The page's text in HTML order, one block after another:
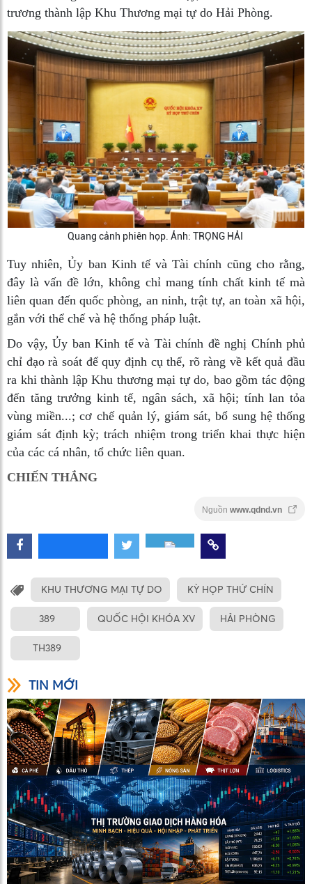
trương thành lập Khu Thương mại tự do Hải Phòng.
Quang cảnh phiên họp. Ảnh: TRỌNG HẢI
Tuy nhiên, Ủy ban Kinh tế và Tài chính cũng cho rằng,
đây là vấn đề lớn, không chỉ mang tính chất kinh tế mà
liên quan đến quốc phòng, an ninh, trật tự, an toàn xã hội,
gắn với thể chế và hệ thống pháp luật.
Do vậy, Ủy ban Kinh tế và Tài chính đề nghị Chính phủ
chỉ đạo rà soát để quy định cụ thể, rõ ràng về kết quả đầu
ra khi thành lập Khu thương mại tự do, bao gồm tác động
đến tăng trưởng kinh tế, ngân sách, xã hội; tính lan tỏa
vùng miền...; cơ chế quản lý, giám sát, bổ sung hệ thống
giám sát định kỳ; trách nhiệm trong triển khai thực hiện
của các cá nhân, tổ chức liên quan.
CHIẾN THẮNG
Nguồn www.qdnd.vn
KHU THƯƠNG MẠI TỰ DO KỲ HỌP THỨ CHÍN
389 QUỐC HỘI KHÓA XV HẢI PHÒNG
TH389
TIN MỚI